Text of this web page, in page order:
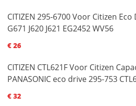
CITIZEN 295-6700 Voor Citizen
G671 J620 J621 EG2452 WV56
€ 26
CITIZEN CTL621F Voor Citizen
PANASONIC eco drive 295-753
€ 32